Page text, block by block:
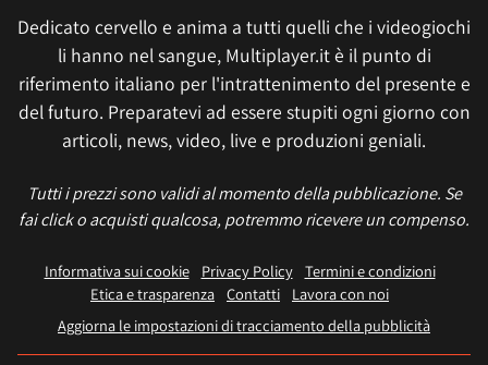
Dedicato cervello e anima a tutti quelli che i videogiochi
li hanno nel sangue, Multiplayer.it è il punto di
riferimento italiano per l'intrattenimento del presente e
del futuro. Preparatevi ad essere stupiti ogni giorno con
articoli, news, video, live e produzioni geniali.
Tutti i prezzi sono validi al momento della pubblicazione. Se
fai click o acquisti qualcosa, potremmo ricevere un compenso.
Informativa sui cookie Privacy Policy
Termini e condizioni
Etica e trasparenza Contatti
Lavora con noi
Aggiorna le impostazioni di tracciamento della pubblicità